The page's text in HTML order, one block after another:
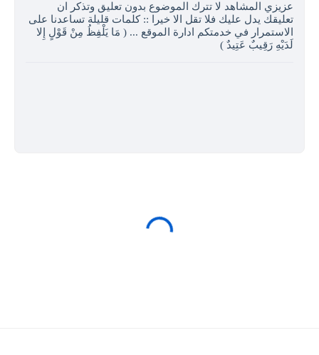
عزيزي المشاهد لا تترك الموضوع بدون تعليق وتذكر ان
تعليقك يدل عليك فلا تقل الا خيرا :: كلمات قليلة تساعدنا على
الاستمرار في خدمتكم ادارة الموقع ... ( مَا يَلْفِظُ مِنْ قَوْلٍ إِلا
لَدَيْهِ رَقِيبٌ عَتِيدٌ )